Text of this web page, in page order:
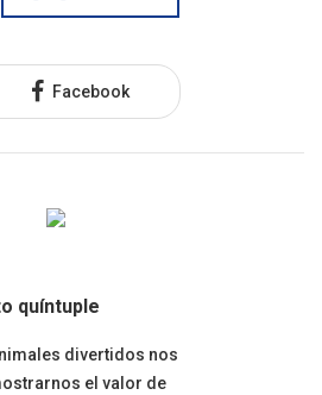
Facebook
quíntuple
divertidos nos
el valor de